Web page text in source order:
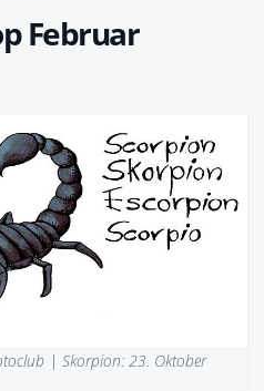
Februar
| Skorpion: 23. Oktober